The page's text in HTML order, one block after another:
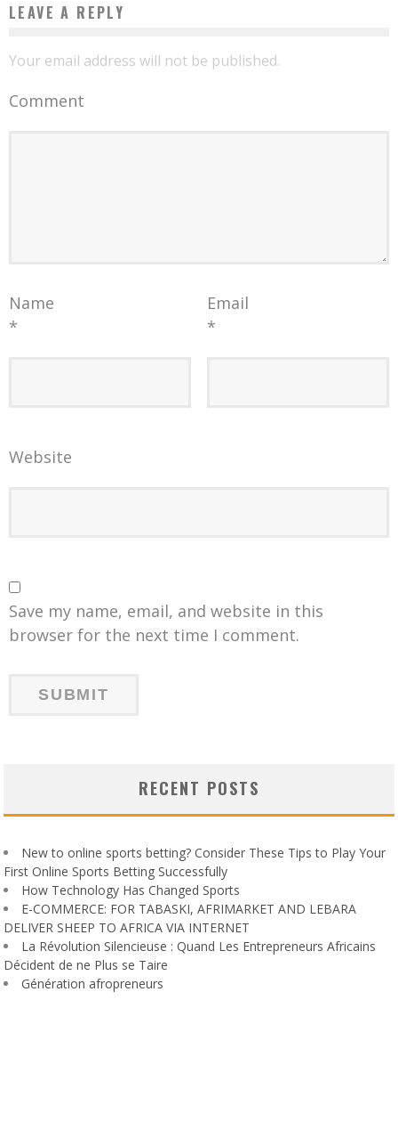
LEAVE A REPLY
Your email address will not be published.
Comment
Name
*
Email
*
Website
Save my name, email, and website in this
browser for the next time I comment.
RECENT POSTS
New to online sports betting? Consider These Tips to Play Your
First Online Sports Betting Successfully
How Technology Has Changed Sports
E-COMMERCE: FOR TABASKI, AFRIMARKET AND LEBARA
DELIVER SHEEP TO AFRICA VIA INTERNET
La Révolution Silencieuse : Quand Les Entrepreneurs Africains
Décident de ne Plus se Taire
Génération afropreneurs